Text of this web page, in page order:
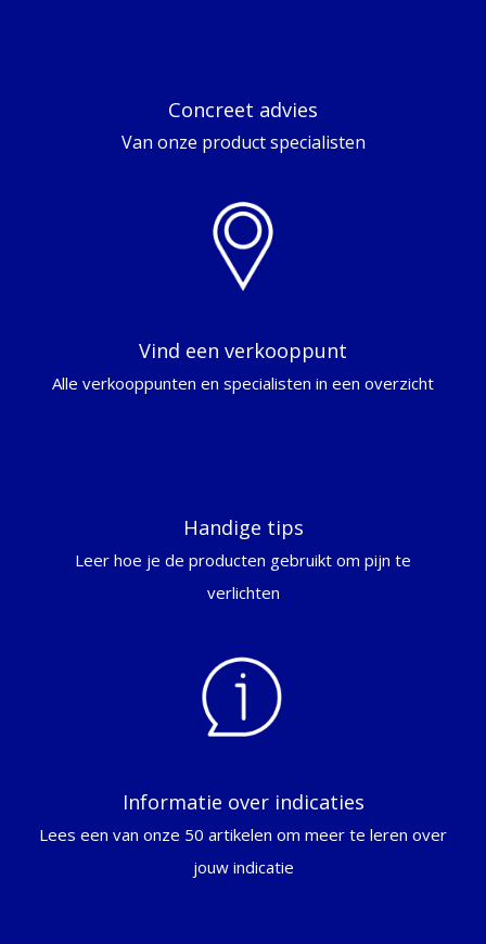
Concreet advies
Van onze product specialisten
Vind een verkooppunt
Alle verkooppunten en specialisten in een overzicht
Handige tips
Leer hoe je de producten gebruikt om pijn te
verlichten
Informatie over indicaties
Lees een van onze 50 artikelen om meer te leren over
jouw indicatie